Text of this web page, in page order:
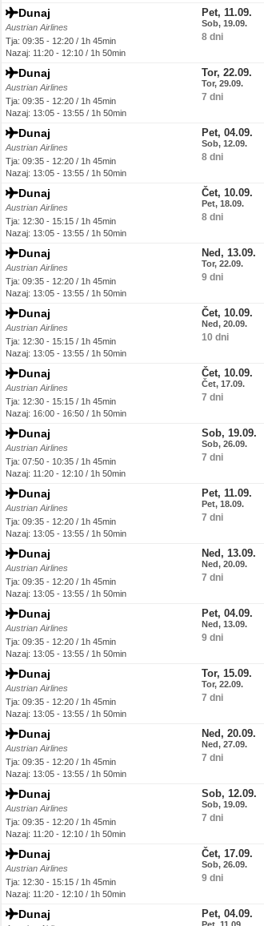
Dunaj
Austrian Airlines
Tja: 09:35 - 12:20 / 1h 45min
Nazaj: 11:20 - 12:10 / 1h 50min
Pet, 11.09.
Sob, 19.09.
8 dni
Dunaj
Austrian Airlines
Tja: 09:35 - 12:20 / 1h 45min
Nazaj: 13:05 - 13:55 / 1h 50min
Tor, 22.09.
Tor, 29.09.
7 dni
Dunaj
Austrian Airlines
Tja: 09:35 - 12:20 / 1h 45min
Nazaj: 13:05 - 13:55 / 1h 50min
Pet, 04.09.
Sob, 12.09.
8 dni
Dunaj
Austrian Airlines
Tja: 12:30 - 15:15 / 1h 45min
Nazaj: 13:05 - 13:55 / 1h 50min
Čet, 10.09.
Pet, 18.09.
8 dni
Dunaj
Austrian Airlines
Tja: 09:35 - 12:20 / 1h 45min
Nazaj: 13:05 - 13:55 / 1h 50min
Ned, 13.09.
Tor, 22.09.
9 dni
Dunaj
Austrian Airlines
Tja: 12:30 - 15:15 / 1h 45min
Nazaj: 13:05 - 13:55 / 1h 50min
Čet, 10.09.
Ned, 20.09.
10 dni
Dunaj
Austrian Airlines
Tja: 12:30 - 15:15 / 1h 45min
Nazaj: 16:00 - 16:50 / 1h 50min
Čet, 10.09.
Čet, 17.09.
7 dni
Dunaj
Austrian Airlines
Tja: 07:50 - 10:35 / 1h 45min
Nazaj: 11:20 - 12:10 / 1h 50min
Sob, 19.09.
Sob, 26.09.
7 dni
Dunaj
Austrian Airlines
Tja: 09:35 - 12:20 / 1h 45min
Nazaj: 13:05 - 13:55 / 1h 50min
Pet, 11.09.
Pet, 18.09.
7 dni
Dunaj
Austrian Airlines
Tja: 09:35 - 12:20 / 1h 45min
Nazaj: 13:05 - 13:55 / 1h 50min
Ned, 13.09.
Ned, 20.09.
7 dni
Dunaj
Austrian Airlines
Tja: 09:35 - 12:20 / 1h 45min
Nazaj: 13:05 - 13:55 / 1h 50min
Pet, 04.09.
Ned, 13.09.
9 dni
Dunaj
Austrian Airlines
Tja: 09:35 - 12:20 / 1h 45min
Nazaj: 13:05 - 13:55 / 1h 50min
Tor, 15.09.
Tor, 22.09.
7 dni
Dunaj
Austrian Airlines
Tja: 09:35 - 12:20 / 1h 45min
Nazaj: 13:05 - 13:55 / 1h 50min
Ned, 20.09.
Ned, 27.09.
7 dni
Dunaj
Austrian Airlines
Tja: 09:35 - 12:20 / 1h 45min
Nazaj: 11:20 - 12:10 / 1h 50min
Sob, 12.09.
Sob, 19.09.
7 dni
Dunaj
Austrian Airlines
Tja: 12:30 - 15:15 / 1h 45min
Nazaj: 11:20 - 12:10 / 1h 50min
Čet, 17.09.
Sob, 26.09.
9 dni
Dunaj Pet, 04.09.